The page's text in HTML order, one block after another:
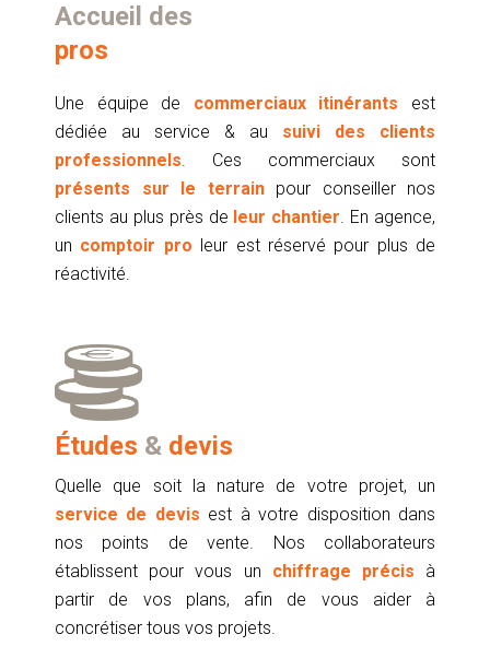
Accueil des
pros
Une équipe de commerciaux itinérants est
dédiée au service & au suivi des clients
professionnels . Ces commerciaux sont
présents sur le terrainpour conseiller nos
clients au plus près de leur chantier . En agence,
un comptoir pro leur est réservé pour plus de
réactivité.
Études & devis
Quelle que soit la nature de votre projet, un
service de devis est à votre disposition dans
nos points de vente. Nos collaborateurs
établissent pour vous un chiffrage précis à
partir de vos plans, afin de vous aider à
concrétiser tous vos projets.